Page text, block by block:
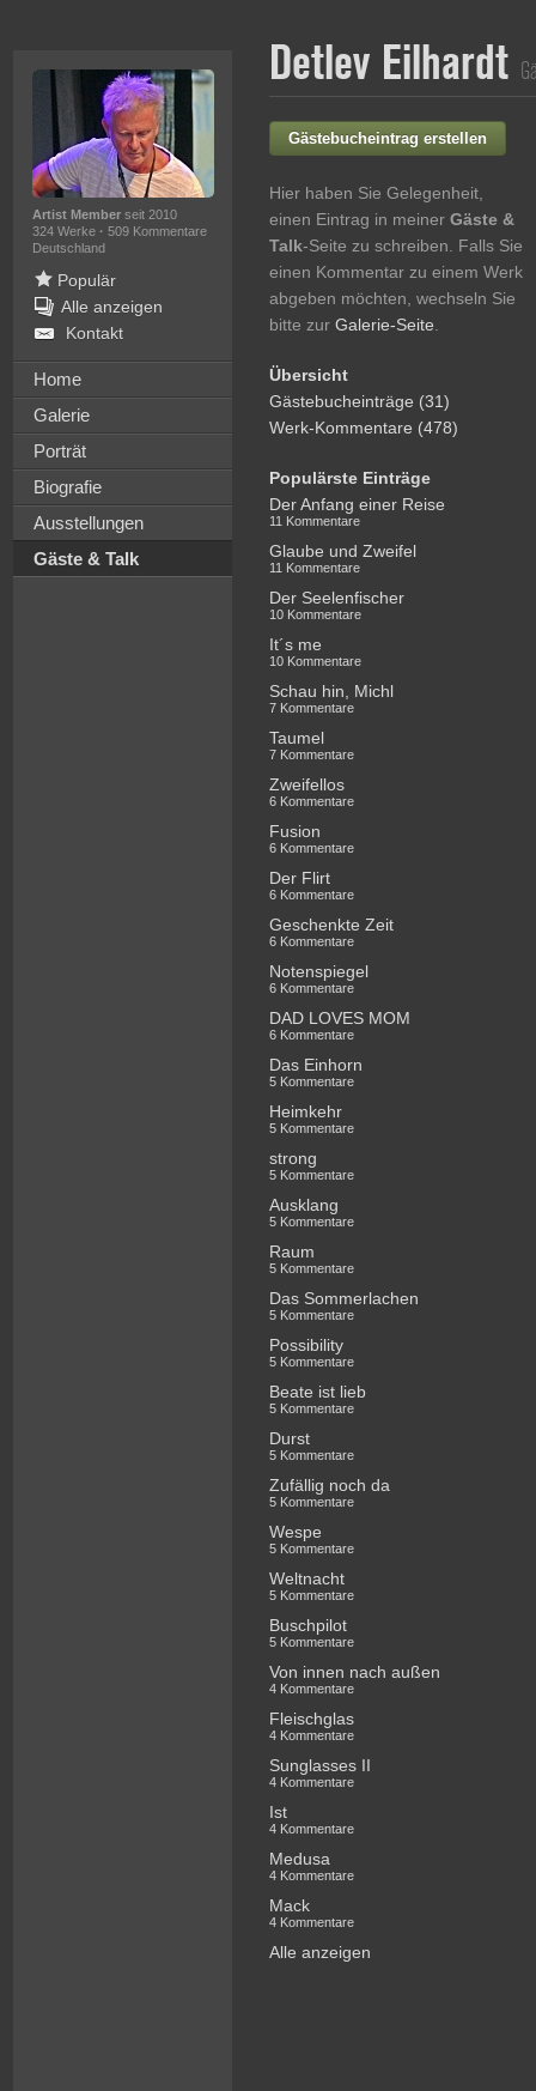
Artist Memberseit 2010
324 Werke · 509 Kommentare
Deutschland
Populär
Alle anzeigen
Kontakt
Home
Galerie
Porträt
Biografie
Ausstellungen
Gäste & Talk
Detlev Eilhardt
Gästebucheintrag erstellen
Hier haben Sie Gelegenheit,
einen Eintrag in meiner Gäste &
Talk-Seite zu schreiben. Falls Sie
einen Kommentar zu einem Werk
abgeben möchten, wechseln Sie
bitte zur Galerie-Seite
Übersicht
Gästebucheinträge (31)
Werk-Kommentare (478)
Populärste Einträge
Der Anfang einer Reise
11 Kommentare
Glaube und Zweifel
11 Kommentare
Der Seelenfischer
10 Kommentare
It´s me
10 Kommentare
Schau hin, Michl
7 Kommentare
Taumel
7 Kommentare
Zweifellos
6 Kommentare
Fusion
6 Kommentare
Der Flirt
6 Kommentare
Geschenkte Zeit
6 Kommentare
Notenspiegel
6 Kommentare
DAD LOVES MOM
6 Kommentare
Das Einhorn
5 Kommentare
Heimkehr
5 Kommentare
strong
5 Kommentare
Ausklang
5 Kommentare
Raum
5 Kommentare
Das Sommerlachen
5 Kommentare
Possibility
5 Kommentare
Beate ist lieb
5 Kommentare
Durst
5 Kommentare
Zufällig noch da
5 Kommentare
Wespe
5 Kommentare
Weltnacht
5 Kommentare
Buschpilot
5 Kommentare
Von innen nach außen
4 Kommentare
Fleischglas
4 Kommentare
Sunglasses II
4 Kommentare
Ist
4 Kommentare
Medusa
4 Kommentare
Mack
4 Kommentare
Alle anzeigen